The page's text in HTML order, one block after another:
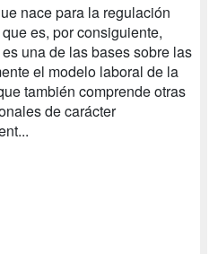
nace para la regulación
es, por consiguiente,
una de las bases sobre las
el modelo laboral de la
también comprende otras
de carácter